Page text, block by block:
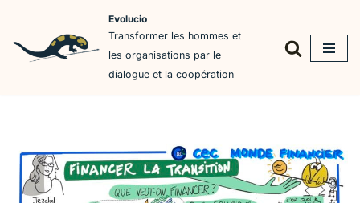
Aller
Evolucio
Transformer les hommes et
les organisations par le
dialogue et la coopération